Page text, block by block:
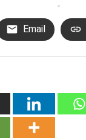
Email